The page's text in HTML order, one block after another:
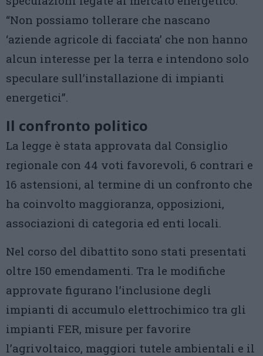
“Non possiamo tollerare che nascano
‘aziende agricole di facciata’ che non hanno
alcun interesse per la terra e intendono solo
speculare sull’installazione di impianti
energetici”.
Il confronto politico
La legge è stata approvata dal Consiglio
regionale con 44 voti favorevoli, 6 contrari e
16 astensioni, al termine di un confronto che
ha coinvolto maggioranza, opposizioni,
associazioni di categoria ed enti locali.
Nel corso del dibattito sono stati presentati
oltre 150 emendamenti. Tra le modifiche
approvate figurano l’inclusione degli
impianti di accumulo elettrochimico tra gli
impianti FER, misure per favorire
l’agrivoltaico, maggiori tutele ambientali e il